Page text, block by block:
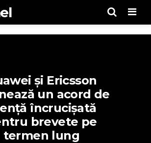
și Ericsson
un acord de
încrucișată
brevete pe
termen lung